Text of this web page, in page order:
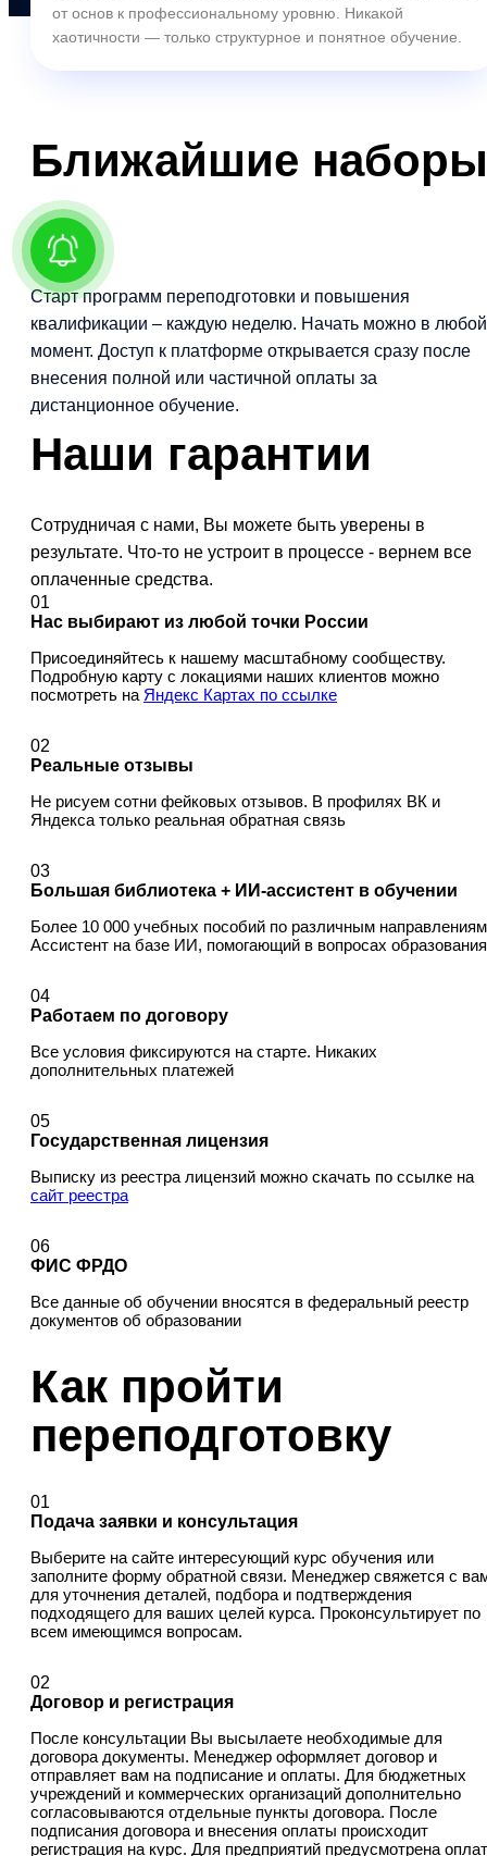
от основ к профессиональному уровню. Никакой
хаотичности — только структурное и понятное обучение.
Ближайшие наборы
Старт программ переподготовки и повышения
квалификации – каждую неделю. Начать можно в любой
момент. Доступ к платформе открывается сразу после
внесения полной или частичной оплаты за
дистанционное обучение.
Наши гарантии
Сотрудничая с нами, Вы можете быть уверены в
результате. Что-то не устроит в процессе - вернем все
оплаченные средства.
01
Нас выбирают из любой точки России
Присоединяйтесь к нашему масштабному сообществу.
Подробную карту с локациями наших клиентов можно
посмотреть на Яндекс Картах по ссылке
02
Реальные отзывы
Не рисуем сотни фейковых отзывов. В профилях ВК и
Яндекса только реальная обратная связь
03
Большая библиотека + ИИ-ассистент в обучении
Более 10 000 учебных пособий по различным
Ассистент на базе ИИ, помогающий в вопросах образования
04
Работаем по договору
Все условия фиксируются на старте. Никаких
дополнительных платежей
05
Государственная лицензия
Выписку из реестра лицензий можно скачать по ссылке на
сайт реестра
06
ФИС ФРДО
Все данные об обучении вносятся в федеральный реестр
документов об образовании
Как пройти
переподготовку
01
Подача заявки и консультация
Выберите на сайте интересующий курс обучения или
заполните форму обратной связи. Менеджер свяжется с
для уточнения деталей, подбора и подтверждения
подходящего для ваших целей курса. Проконсультирует по
всем имеющимся вопросам.
02
Договор и регистрация
После консультации Вы высылаете необходимые для
договора документы. Менеджер оформляет договор и
отправляет вам на подписание и оплаты. Для бюджетных
учреждений и коммерческих организаций дополнительно
согласовываются отдельные пункты договора. После
подписания договора и внесения оплаты происходит
регистрация на курс. Для предприятий предусмотрена